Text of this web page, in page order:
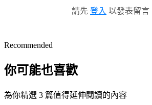
請先 登入 以發表留言
Recommended
你可能也喜歡
為你精選 3 篇值得延伸閱讀的內容